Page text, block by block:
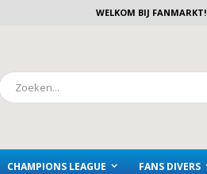
WELKOM BIJ FANMARKT!
Zoeken
CHAMPIONS LEAGUE FANS DIVERS